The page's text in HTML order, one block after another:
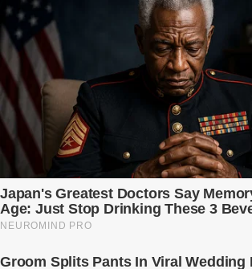
Ngọc Anh ngồi lặng lẽ trên ghế sofa, tay đặt lên
linh bé bỏng đang lớn dần từng ngày. Cô chưa
phải sống trong sợ hãi khi mang thai, đặc biệt là
mình. Trí – người chồng mà cô từng yêu đến
còn là người đàn ông của ngày đầu. Thành đạt,
cũng dối trá và lạnh lùng. Gần đây, anh hay về
đêm không về. Và rồi, trong một bữa cơm tối
xuống bàn ly n...